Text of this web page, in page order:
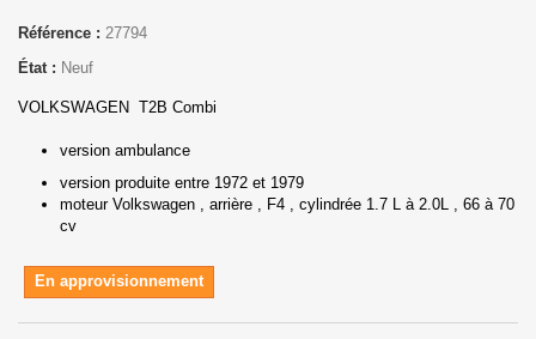
Référence : 27794
État : Neuf
VOLKSWAGEN T2B Combi
version ambulance
version produite entre 1972 et 1979
moteur Volkswagen , arrière , F4 , cylindrée 1.7 L à 2.0L , 66 à 70
cv
En approvisionnement